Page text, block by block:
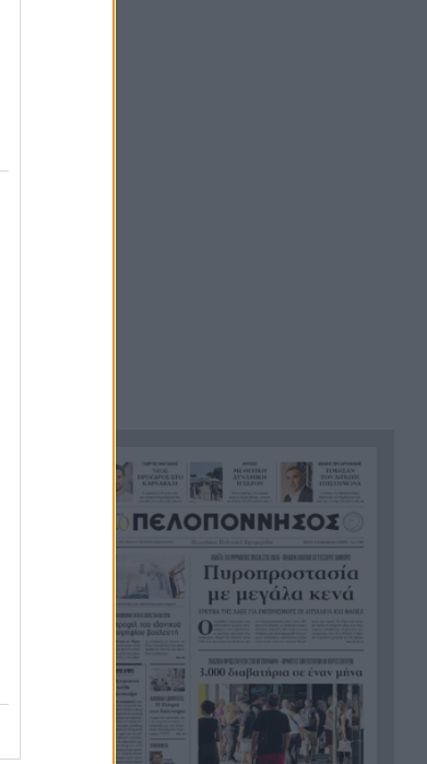
και Βοιωτία
Σημαντική ενίσχυση για τον
Αίαντα ΑΣΑΑ
Κοριτσάκι τριών χρονών
παγιδεύτηκε σε παιδική
κουζίνα στις ΗΠΑ και πέθανε
20:48 Με τα αδέλφια Ανδρέα και
Κωνσταντίνο Μπιτσάκο η
Εθνική ανδρών στους
Μεσογειακούς